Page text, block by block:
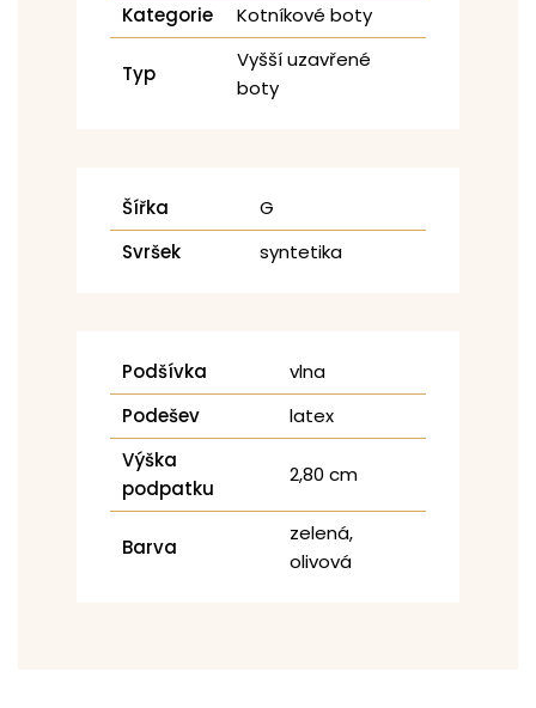
Kategorie
Kotníkové boty
Typ
Vyšší uzavřené
boty
Šířka
G
Svršek
syntetika
Podšívka
vlna
Podešev
latex
Výška
podpatku
2,80 cm
Barva
zelená,
olivová